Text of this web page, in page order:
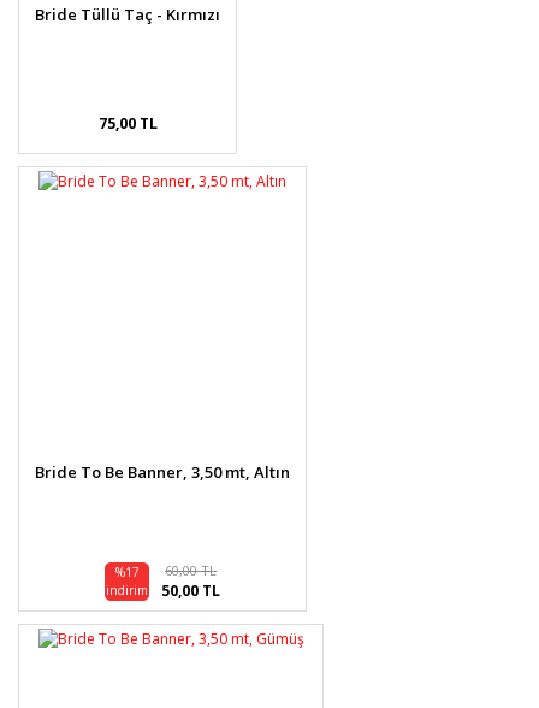
Bride Tüllü Taç - Kırmızı
75,00 TL
Bride To Be Banner, 3,50 mt, Altın
%17
indirim
60,00 TL
50,00 TL